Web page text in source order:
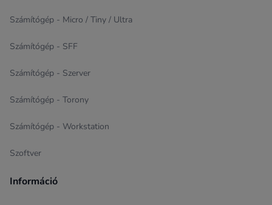
Számítógép - Micro / Tiny / Ultra
Számítógép - SFF
Számítógép - Szerver
Számítógép - Torony
Számítógép - Workstation
Szoftver
Információ